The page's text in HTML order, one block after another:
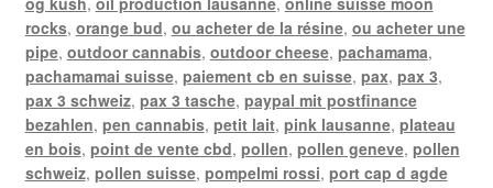
rocks, orange bud, ou acheter de la résine, ou acheter une
pipe, outdoor cannabis, outdoor cheese, pachamama,
pachamamai suisse, paiement cb en suisse, pax, pax 3,
pax 3 schweiz, pax 3 tasche, paypal mit postfinance
bezahlen, pen cannabis, petit lait, pink lausanne, plateau
en bois, point de vente cbd, pollen, pollen geneve, pollen
schweiz, pollen suisse, pompelmi rossi, port cap d agde